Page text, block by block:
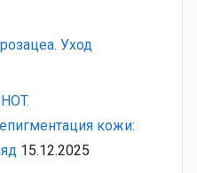
Уход
кожи:
15.12.2025